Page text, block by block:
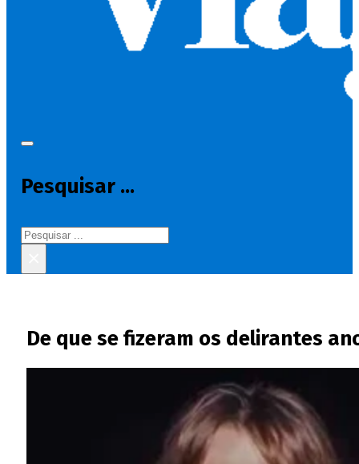
Pesquisar ...
Pesquisar
De que se fizeram os delirantes